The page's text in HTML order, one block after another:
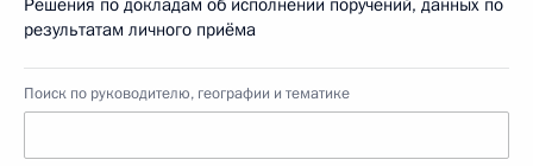
Решения по докладам об исполнении поручений, данных по
результатам личного приёма
Поиск по руководителю, географии и тематике